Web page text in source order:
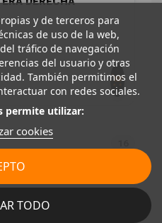
y de terceros para
de uso de la web,
tráfico de navegación
del usuario y otras
También permitimos el
con redes sociales.
permite utilizar:
cookies
TODO